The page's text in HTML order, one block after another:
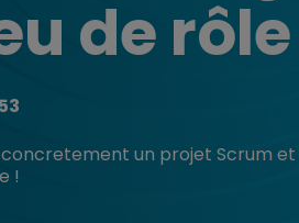
de
un projet Scrum
!